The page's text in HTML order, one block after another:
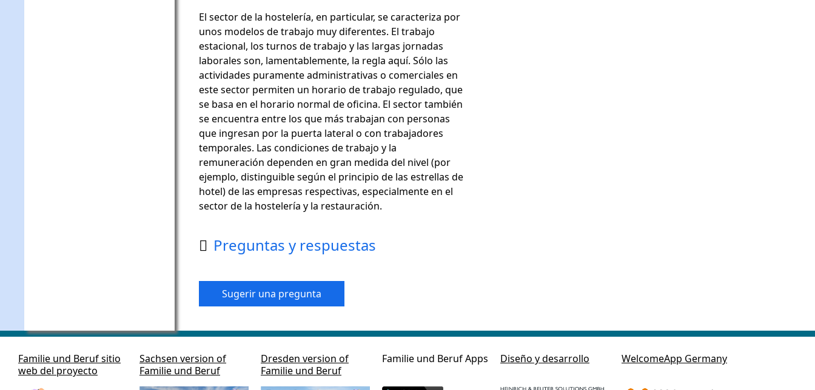
El sector de la hostelería, en particular, se caracteriza por
unos modelos de trabajo muy diferentes. El trabajo
estacional, los turnos de trabajo y las largas jornadas
laborales son, lamentablemente, la regla aquí. Sólo las
actividades puramente administrativas o comerciales en
este sector permiten un horario de trabajo regulado, que
se basa en el horario normal de oficina. El sector también
se encuentra entre los que más trabajan con personas
que ingresan por la puerta lateral o con trabajadores
temporales. Las condiciones de trabajo y la
remuneración dependen en gran medida del nivel (por
ejemplo, distinguible según el principio de las estrellas de
hotel) de las empresas respectivas, especialmente en el
sector de la hostelería y la restauración.
 Preguntas y respuestas
Sugerir una pregunta
Familie und Beruf sitio
web del proyecto
Sachsen version of
Familie und Beruf
Dresden version of
Familie und Beruf
Familie und Beruf Apps Diseño y desarrollo WelcomeApp Germany